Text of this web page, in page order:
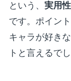
という、 実用
です。ポイン
キャラが好き
トと言えるでし